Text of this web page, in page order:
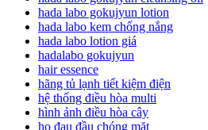
hada labo gokujyun lotion
hada labo kem chống nắng
hada labo lotion giá
hadalabo gokujyun
hair essence
hãng tủ lạnh tiết kiệm điện
hệ thống điều hòa multi
hình ảnh điều hòa cây
ho đau đầu chóng mặt